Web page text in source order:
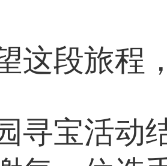
这段旅程
寻宝活动